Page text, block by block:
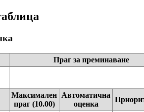
Праг за преминаване
Максимален
праг (10.00)
Автоматична
оценка